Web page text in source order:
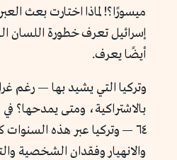
ميسورًا؟! لماذا اختارت بعث
إسرائيل تعرف خطورة اللسان
أيضًا يعرف.
وتركيا التي يشيد بها — رغم
٦٤ — وتركيا عبر هذه
والانهيار وفقدان الشخصية